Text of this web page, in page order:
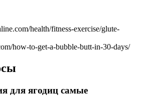
health/fitness-exercise/glute-
how-to-get-a-bubble-butt-in-30-days/
для ягодиц самые